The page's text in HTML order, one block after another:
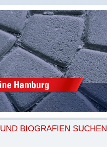
BIOGRAFIEN SUCHEN